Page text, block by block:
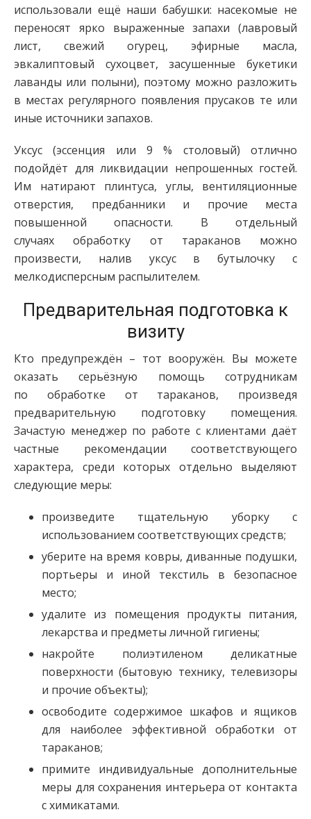
использовали ещё наши бабушки: насекомые не
переносят ярко выраженные запахи (лавровый
лист, свежий огурец, эфирные масла,
эвкалиптовый сухоцвет, засушенные букетики
лаванды или полыни), поэтому можно разложить
в местах регулярного появления прусаков те или
иные источники запахов.
Уксус (эссенция или 9 % столовый) отлично
подойдёт для ликвидации непрошенных гостей.
Им натирают плинтуса, углы, вентиляционные
отверстия, предбанники и прочие места
повышенной опасности. В отдельный
случаях обработку от тараканов можно
произвести, налив уксус в бутылочку с
мелкодисперсным распылителем.
Предварительная подготовка к
визиту
Кто предупреждён – тот вооружён. Вы можете
оказать серьёзную помощь сотрудникам
по обработке от тараканов, произведя
предварительную подготовку помещения.
Зачастую менеджер по работе с клиентами даёт
частные рекомендации соответствующего
характера, среди которых отдельно выделяют
следующие меры:
произведите тщательную уборку с
использованием соответствующих средств;
уберите на время ковры, диванные подушки,
портьеры и иной текстиль в безопасное
место;
удалите из помещения продукты питания,
лекарства и предметы личной гигиены;
накройте полиэтиленом деликатные
поверхности (бытовую технику, телевизоры
и прочие объекты);
освободите содержимое шкафов и ящиков
для наиболее эффективной обработки от
тараканов;
примите индивидуальные дополнительные
меры для сохранения интерьера от контакта
с химикатами.